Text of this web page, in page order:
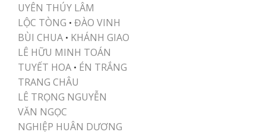
UYÊN THÚY LÂM
LỘC TÒNG • ĐÀO VINH
BÙI CHUA • KHÁNH GIAO
LÊ HỮU MINH TOÁN
TUYẾT HOA • ÉN TRẮNG
TRANG CHÂU
LÊ TRỌNG NGUYỄN
VĂN NGỌC
NGHIỆP HUÂN DƯƠNG